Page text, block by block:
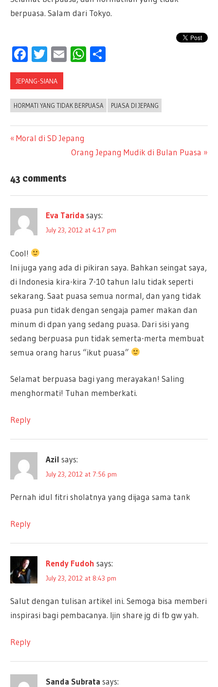
berpuasa. Salam dari Tokyo.
Facebook
Twitter
EmailWhatsApp
JEPANG-SIANA
HORMATI YANG TIDAK BERPUASA PUASA DI JEPANG
navigation
Previous
Moral di SD Jepang
Next
Orang Jepang Mudik di Bulan Puasa
43 comments
Eva Tarida says:
July 23, 2012 at 4:17 pm
Cool!
Ini juga yang ada di pikiran saya. Bahkan seingat saya,
di Indonesia kira-kira 7-10 tahun lalu tidak seperti
sekarang. Saat puasa semua normal, dan yang tidak
puasa pun tidak dengan sengaja pamer makan dan
minum di dpan yang sedang puasa. Dari sisi yang
sedang berpuasa pun tidak semerta-merta membuat
semua orang harus “ikut puasa”
Selamat berpuasa bagi yang merayakan! Saling
menghormati! Tuhan memberkati.
Reply
Azil says:
July 23, 2012 at 7:56 pm
Pernah idul fitri sholatnya yang dijaga sama tank
Reply
Rendy Fudoh says:
July 23, 2012 at 8:43 pm
Salut dengan tulisan artikel ini. Semoga bisa memberi
inspirasi bagi pembacanya. Ijin share jg di fb gw yah.
Reply
Sanda Subrata says: